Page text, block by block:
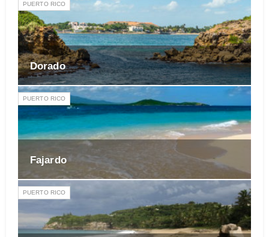
PUERTO RICO
Dorado
PUERTO RICO
Fajardo
PUERTO RICO